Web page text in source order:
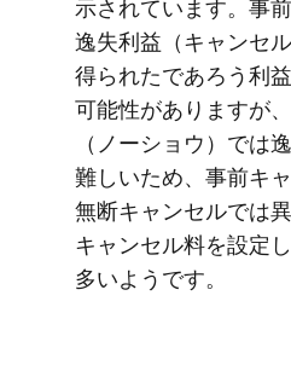
示されています。​​事
逸失利益​（キャンセ
得られたであろう​​利
可能性が​​ありますが
（ノーショウ）では​​
難しい​​ため、​​事前キ
無断キャンセルでは​​
キャンセル料を​​設定
多いようです。